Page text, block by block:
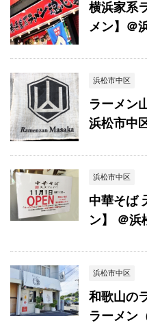
横浜家系
メン】＠
浜松市中区
ラーメン
浜松市中
浜松市中区
中華そば
ン】 ＠浜
浜松市中区
和歌山の
ラーメン